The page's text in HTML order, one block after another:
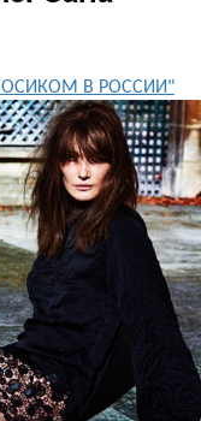
В РОССИИ"